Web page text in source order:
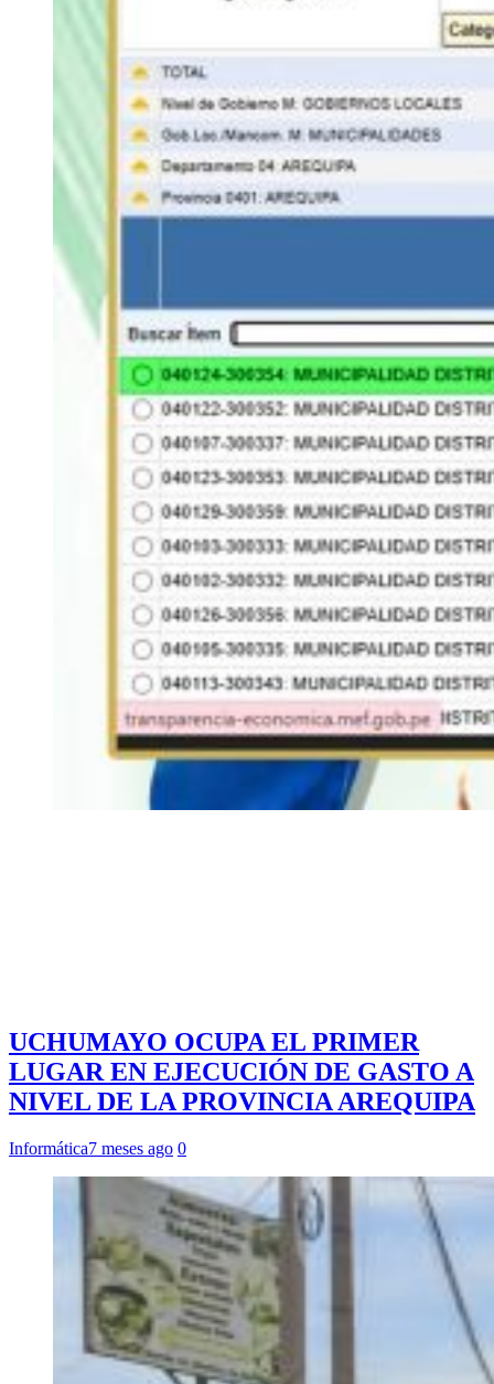
UCHUMAYO OCUPA EL PRIMER
LUGAR EN EJECUCIÓN DE GASTO A
NIVEL DE LA PROVINCIA AREQUIPA
Informática7 meses ago 0